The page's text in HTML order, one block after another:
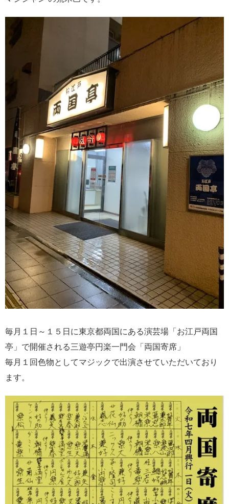
毎月１日～１５日に東京都両国にある演芸場「お江戸両国
亭」で開催される三遊亭円楽一門会「両国寄席」
毎月１回色物としてマジックで出演させていただいており
ます。